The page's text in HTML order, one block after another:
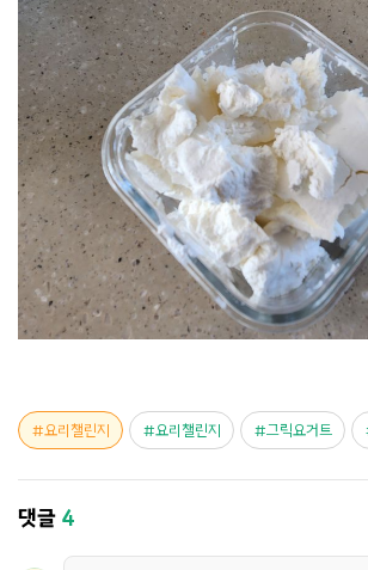
요리챌린지 요리챌린지 그릭요거트
댓글 4